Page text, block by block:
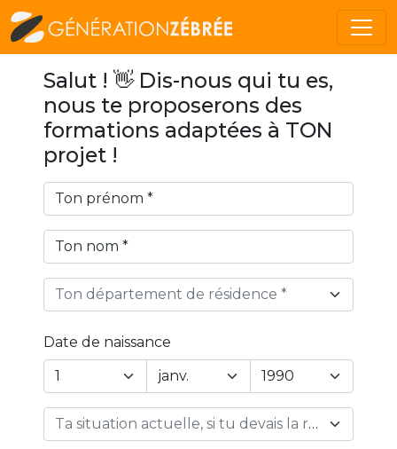
Salut ! 👋 Dis-nous qui tu es,
nous te proposerons des
formations adaptées à TON
projet !
Ton département de résidence *
Date de naissance
Year
Day
Ta situation actuelle, si tu devais la résumer en 1 mot… *